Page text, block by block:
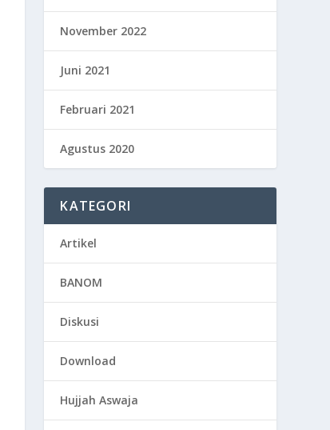
November 2022
Juni 2021
Februari 2021
Agustus 2020
KATEGORI
Artikel
BANOM
Diskusi
Download
Hujjah Aswaja